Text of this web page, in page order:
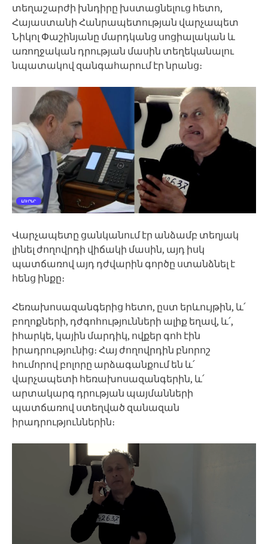
տեղաշարժի խնդիրը խստացնելուց հետո,
Հայաստանի Հանրապետության վարչապետ
Նիկոլ Փաշինյանը մարդկանց սոցիալական և
առողջական դրության մասին տեղեկանալու
նպատակով զանգահարում էր նրանց։
Վարչապետը ցանկանում էր անձամբ տեղյակ
լինել ժողովրդի վիճակի մասին, այդ իսկ
պատճառով այդ դժվարին գործը ստանձնել է
հենց ինքը։
Հեռախոսազանգերից հետո, ըստ երևույթին, և՛
բողոքների, դժգոհությունների ալիք եղավ, և՛,
իհարկե, կային մարդիկ, ովքեր գոհ էին
իրադրությունից։ Հայ ժողովրդին բնորոշ
հումորով բոլորը արձագանքում են և՛
վարչապետի հեռախոսազանգերին, և՛
արտակարգ դրության պայմանների
պատճառով ստեղված զանազան
իրադրություններին։